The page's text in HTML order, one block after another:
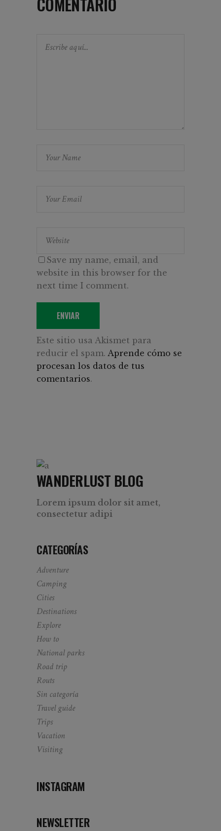
Save my name, email, and
website in this browser for the
next time I comment.
ENVIAR
Este sitio usa Akismet para
reducir el spam. Aprende cómo se
procesan los datos de tus
comentarios.
WANDERLUST BLOG
Lorem ipsum dolor sit amet,
consectetur adipi
CATEGORÍAS
Adventure
Camping
Cities
Destinations
Explore
How to
National parks
Road trip
Routs
Sin categoría
Travel guide
Trips
Vacation
Visiting
INSTAGRAM
NEWSLETTER